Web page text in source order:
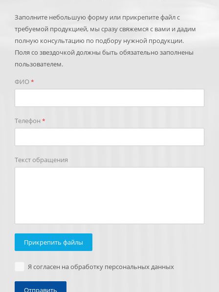
Заполните небольшую форму или прикрепите файл с
требуемой продукцией, мы сразу свяжемся с вами и дадим
полную консультацию по подбору нужной продукции.
Поля со звездочкой должны быть обязательно заполнены
пользователем.
ФИО*
Телефон *
Текст обращения
Прикрепить файлы
Я согласен на обработку персональных данных